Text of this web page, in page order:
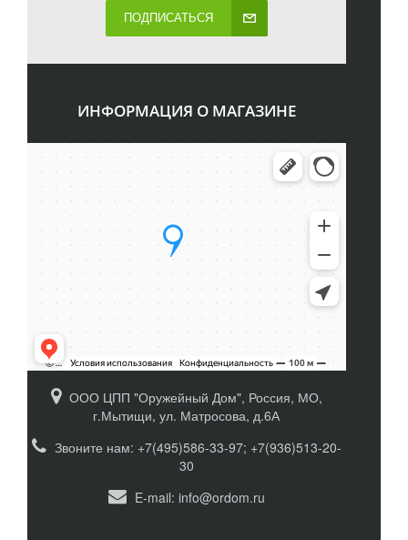
ПОДПИСАТЬСЯ
ИНФОРМАЦИЯ О МАГАЗИНЕ
ООО ЦПП "Оружейный Дом", Россия, МО,
г.Мытищи, ул. Матросова, д.6А
Звоните нам: +7(495)586-33-97; +7(936)513-20-
30
E-mail: info@ordom.ru